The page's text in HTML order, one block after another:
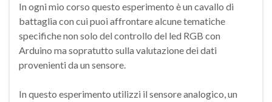
In ogni mio corso questo esperimento è un cavallo di
battaglia con cui puoi affrontare alcune tematiche
specifiche non solo del controllo del led RGB con
Arduino ma sopratutto sulla valutazione dei dati
provenienti da un sensore.
In questo esperimento utilizzi il sensore analogico, un